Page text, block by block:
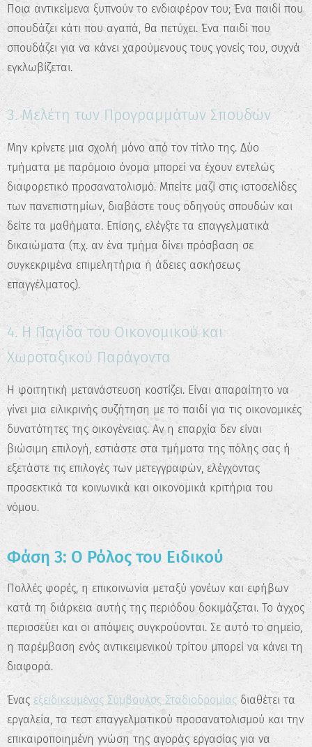
✖
Κάνε το Δωρεάν Τεστ
Επαγγελματικού
Προσανατολισμού!
Ανακάλυψε τις πραγματικές σου
δυνατότητες και σχεδίασε την ιδανική
καριέρα.
Ξεκίνα τώρα
Ποια αντικείμενα ξυπνούν το ενδιαφέρον του; Ένα παιδί που
σπουδάζει κάτι που αγαπά, θα πετύχει. Ένα παιδί που
σπουδάζει για να κάνει χαρούμενους τους γονείς του, συχνά
εγκλωβίζεται.
3. Μελέτη των Προγραμμάτων Σπουδών
Μην κρίνετε μια σχολή μόνο από τον τίτλο της. Δύο
τμήματα με παρόμοιο όνομα μπορεί να έχουν εντελώς
διαφορετικό προσανατολισμό. Μπείτε μαζί στις ιστοσελίδες
των πανεπιστημίων, διαβάστε τους οδηγούς σπουδών και
δείτε τα μαθήματα. Επίσης, ελέγξτε τα επαγγελματικά
δικαιώματα (π.χ. αν ένα τμήμα δίνει πρόσβαση σε
συγκεκριμένα επιμελητήρια ή άδειες ασκήσεως
επαγγέλματος).
4. Η Παγίδα του Οικονομικού και
Χωροταξικού Παράγοντα
Η φοιτητική μετανάστευση κοστίζει. Είναι απαραίτητο να
γίνει μια ειλικρινής συζήτηση με το παιδί για τις οικονομικές
δυνατότητες της οικογένειας. Αν η επαρχία δεν είναι
βιώσιμη επιλογή, εστιάστε στα τμήματα της πόλης σας ή
εξετάστε τις επιλογές των μετεγγραφών, ελέγχοντας
προσεκτικά τα κοινωνικά και οικονομικά κριτήρια του
νόμου.
Φάση 3: Ο Ρόλος του Ειδικού
Πολλές φορές, η επικοινωνία μεταξύ γονέων και εφήβων
κατά τη διάρκεια αυτής της περιόδου δοκιμάζεται. Το άγχος
περισσεύει και οι απόψεις συγκρούονται. Σε αυτό το σημείο,
η παρέμβαση ενός αντικειμενικού τρίτου μπορεί να κάνει τη
διαφορά.
Ένας εξειδικευμένος Σύμβουλος Σταδιοδρομίας διαθέτει τα
εργαλεία, τα τεστ επαγγελματικού προσανατολισμού και την
επικαιροποιημένη γνώση της αγοράς εργασίας για να